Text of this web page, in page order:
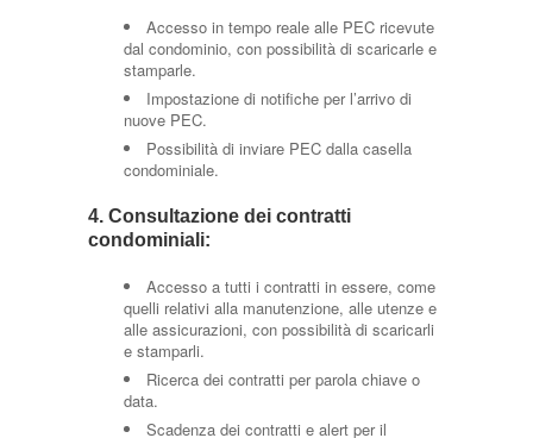
Accesso in tempo reale alle PEC ricevute
dal condominio, con possibilità di scaricarle e
stamparle.
Impostazione di notifiche per l’arrivo di
nuove PEC.
Possibilità di inviare PEC dalla casella
condominiale.
4. Consultazione dei contratti
condominiali:
Accesso a tutti i contratti in essere, come
quelli relativi alla manutenzione, alle utenze e
alle assicurazioni, con possibilità di scaricarli
e stamparli.
Ricerca dei contratti per parola chiave o
data.
Scadenza dei contratti e alert per il